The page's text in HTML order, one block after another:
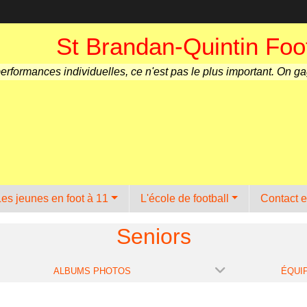
St Brandan-Quintin
individuelles, ce n'est pas le plus important. On
jeunes en foot à 11 L'école de football Contact
Seniors
ALBUMS PHOTOS